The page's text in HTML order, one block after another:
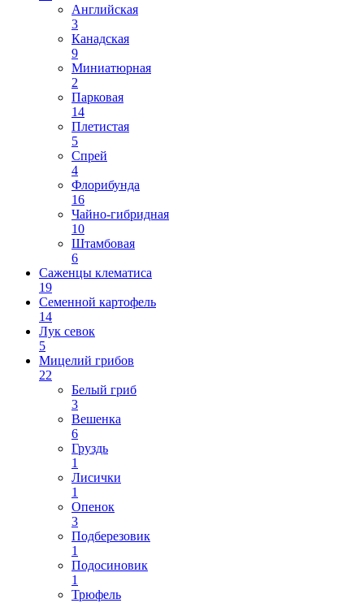
Английская
3
Канадская
9
Миниатюрная
2
Парковая
14
Плетистая
5
Спрей
4
Флорибунда
16
Чайно-гибридная
10
Штамбовая
6
Саженцы клематиса
19
Семенной картофель
14
Лук севок
5
Мицелий грибов
22
Белый гриб
3
Вешенка
6
Груздь
1
Лисички
1
Опенок
3
Подберезовик
1
Подосиновик
1
Трюфель